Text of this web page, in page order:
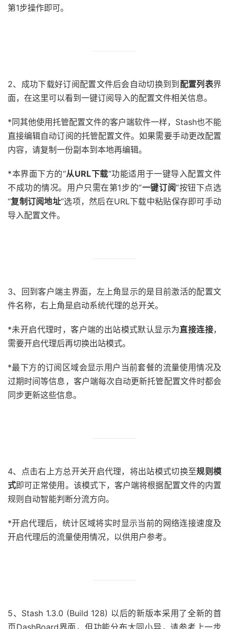
第1步操作即可。
2、成功下载好订阅配置文件后会自动切换到到 配置列表界
面，在这里可以看到一键订阅导入的配置文件相关信息。
*同其他使用托管配置文件的客户端软件一样，Stash也不能
直接编辑自动订阅的托管配置文件。如果需要手动更改配置
内容，请复制一份副本到本地再编辑。
*本界面下方的“从URL下载”功能适用于一键导入配置文件
不成功的情况。用户只需在第1步的“一键订阅”按钮下点选
“复制订阅地址”选项，然后在URL下载中粘贴保存即可手动
导入配置文件。
3、回到客户端主界面，左上角显示的是目前激活的配置文
件名称，右上角是启动系统代理的总开关。
*未开启代理时，客户端的出站模式默认显示为直接连接，
需要开启代理后再切换出站模式。
*最下方的订阅区域会显示用户当前套餐的流量使用情况及
过期时间等信息，客户端每次自动更新托管配置文件时都会
同步更新这些信息。
4、点击右上方总开关开启代理，将出站模式切换至规则模
式即可正常使用。该模式下，客户端将根据配置文件的内置
规则自动智能判断分流方向。
*开启代理后，统计区域将实时显示当前的网络连接速度及
开启代理后的流量使用情况，以供用户参考。
5、Stash 1.3.0 (Build 128) 以后的新版本采用了全新的首